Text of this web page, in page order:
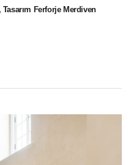
Ferforje Merdiven